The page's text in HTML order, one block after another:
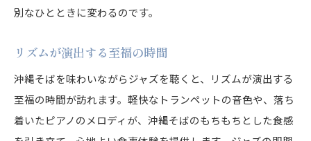
別なひとときに変わるのです。
リズムが演出する至福の時間
沖縄そばを味わいながらジャズを聴くと、リズムが演出する
至福の時間が訪れます。軽快なトランペットの音色や、落ち
着いたピアノのメロディが、沖縄そばのもちもちとした食感